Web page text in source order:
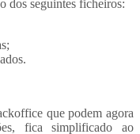
dos seguintes ficheiros:
que podem agora
fica simplificado ao